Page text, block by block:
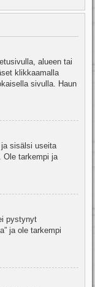
alueen tai
klikkaamalla
sivulla. Haun
ja sisälsi useita
Ole tarkempi ja
pystynyt
ja ole tarkempi